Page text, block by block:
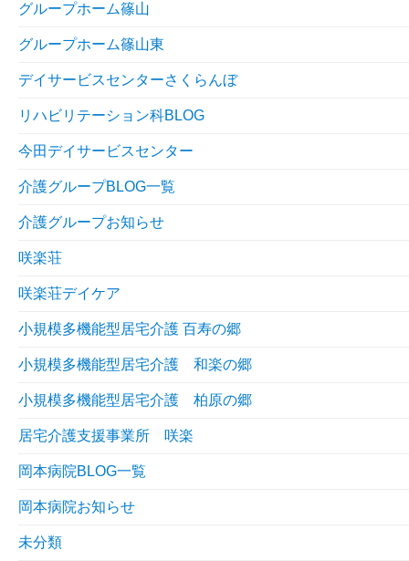
グループホーム篠山
グループホーム篠山東
デイサービスセンターさくらんぼ
リハビリテーション科BLOG
今田デイサービスセンター
介護グループBLOG一覧
介護グループお知らせ
咲楽荘
咲楽荘デイケア
小規模多機能型居宅介護 百寿の郷
小規模多機能型居宅介護 和楽の郷
小規模多機能型居宅介護 柏原の郷
居宅介護支援事業所 咲楽
岡本病院BLOG一覧
岡本病院お知らせ
未分類